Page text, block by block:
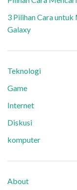
3 Pilihan Cara
Galaxy
Teknologi
Game
Internet
Diskusi
komputer
About